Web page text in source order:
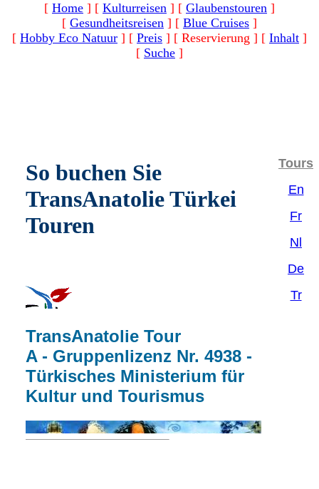
[ Home ] [ Kulturreisen ] [ Glaubenstouren ]
[ Gesundheitsreisen ] [ Blue Cruises ]
[ Hobby Eco Natuur ] [ Preis ] [ Reservierung ] [ Inhalt ]
[ Suche ]
So buchen Sie
TransAnatolie Türkei
Touren
TransAnatolie Tour
A - Gruppenlizenz Nr. 4938 -
Türkisches Ministerium für
Kultur und Tourismus
Tours
En
Fr
Nl
De
Tr